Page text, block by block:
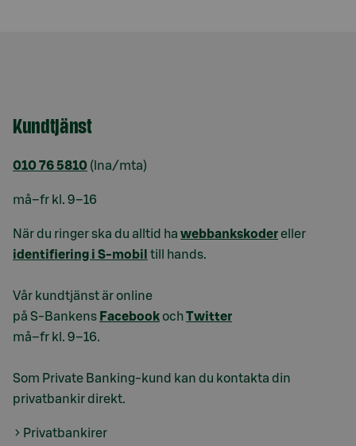
Kundtjänst
010 76 5810 (lna/mta)
må–fr kl. 9–16
När du ringer ska du alltid ha webbankskodereller
identifiering i S-mobil till hands.
Vår kundtjänst är online
på S-Bankens FacebookochTwitter
må–fr kl. 9–16.
Som Private Banking-kund kan du kontakta din
privatbankir direkt.
Privatbankirer